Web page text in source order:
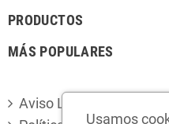
PRODUCTOS
MÁS POPULARES
Aviso Legal
Usamos